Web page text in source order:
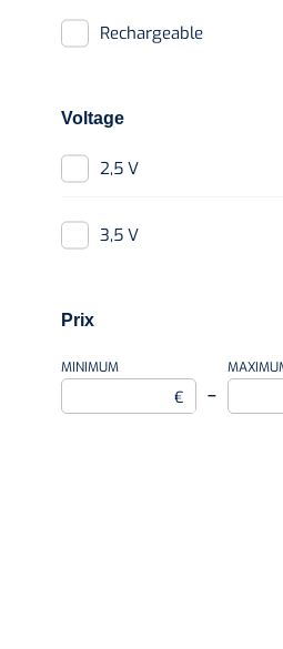
Rechargeable
Voltage
2,5 V
3,5 V
Prix
MINIMUM
€ –